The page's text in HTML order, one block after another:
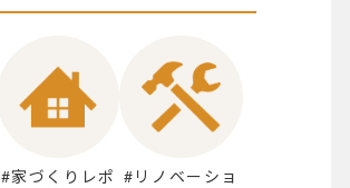
#家づくりレポ #リノベーショ